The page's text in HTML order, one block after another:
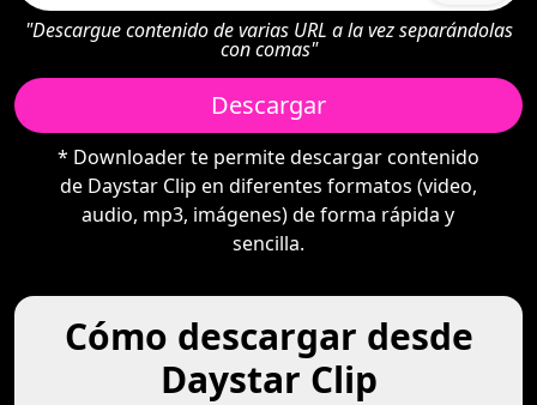
"Descargue contenido de varias URL a la vez separándolas
con comas"
Descargar
* Downloader te permite descargar contenido
de Daystar Clip en diferentes formatos (video,
audio, mp3, imágenes) de forma rápida y
sencilla.
Cómo descargar desde
Daystar Clip